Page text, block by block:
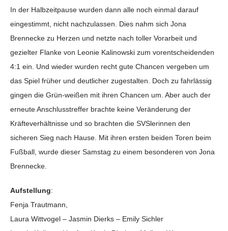
In der Halbzeitpause wurden dann alle noch einmal darauf
eingestimmt, nicht nachzulassen. Dies nahm sich Jona
Brennecke zu Herzen und netzte nach toller Vorarbeit und
gezielter Flanke von Leonie Kalinowski zum vorentscheidenden
4:1 ein. Und wieder wurden recht gute Chancen vergeben um
das Spiel früher und deutlicher zugestalten. Doch zu fahrlässig
gingen die Grün-weißen mit ihren Chancen um. Aber auch der
erneute Anschlusstreffer brachte keine Veränderung der
Kräfteverhältnisse und so brachten die SVSlerinnen den
sicheren Sieg nach Hause. Mit ihren ersten beiden Toren beim
Fußball, wurde dieser Samstag zu einem besonderen von Jona
Brennecke.
Aufstellung:
Fenja Trautmann,
Laura Wittvogel – Jasmin Dierks – Emily Sichler